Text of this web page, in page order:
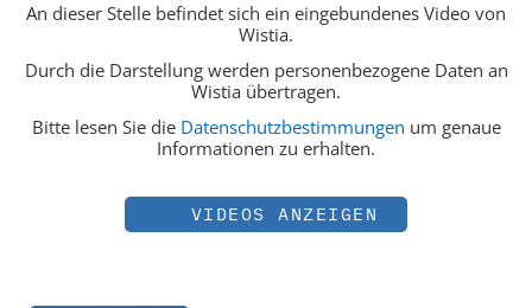
An dieser Stelle befindet sich ein eingebundenes Video von
Wistia.
Durch die Darstellung werden personenbezogene Daten an
Wistia übertragen.
Bitte lesen Sie die Datenschutzbestimmungen um genaue
Informationen zu erhalten.
VIDEOS ANZEIGEN